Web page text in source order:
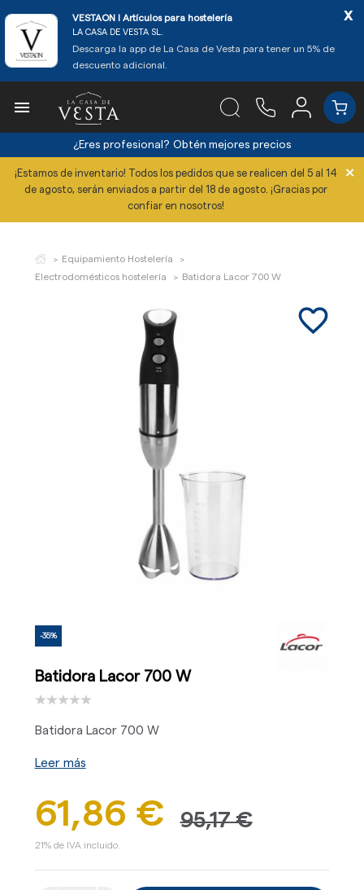
VESTAON l Artículos para hostelería
LA CASA DE VESTA SL.
Descarga la app de La Casa de Vesta para tener un 5% de
descuento adicional.
x

¿Eres profesional? Obtén mejores precios
¡Estamos de inventario! Todos los pedidos que se realicen del 5 al 14
de agosto, serán enviados a partir del 18 de agosto. ¡Gracias por
confiar en nosotros!
×
Equipamiento Hostelería
Electrodomésticos hostelería
Batidora Lacor 700 W
favorite_border
-35%
Batidora Lacor 700 W
Batidora Lacor 700 W
Leer más
61,86 € 95,17 €
21% de IVA incluido.